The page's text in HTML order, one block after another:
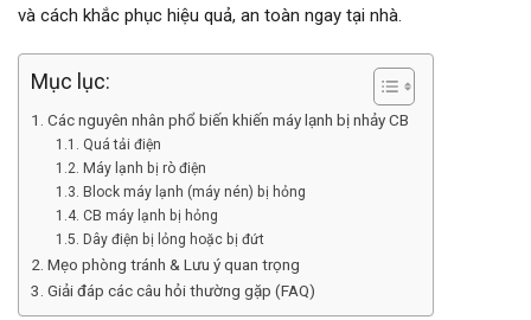
và cách khắc phục hiệu quả, an toàn ngay tại nhà.
Mục lục:
Các nguyên nhân phổ biến khiến máy lạnh bị nhảy CB
Quá tải điện
Máy lạnh bị rò điện
Block máy lạnh (máy nén) bị hỏng
CB máy lạnh bị hỏng
Dây điện bị lỏng hoặc bị đứt
Mẹo phòng tránh & Lưu ý quan trọng
Giải đáp các câu hỏi thường gặp (FAQ)